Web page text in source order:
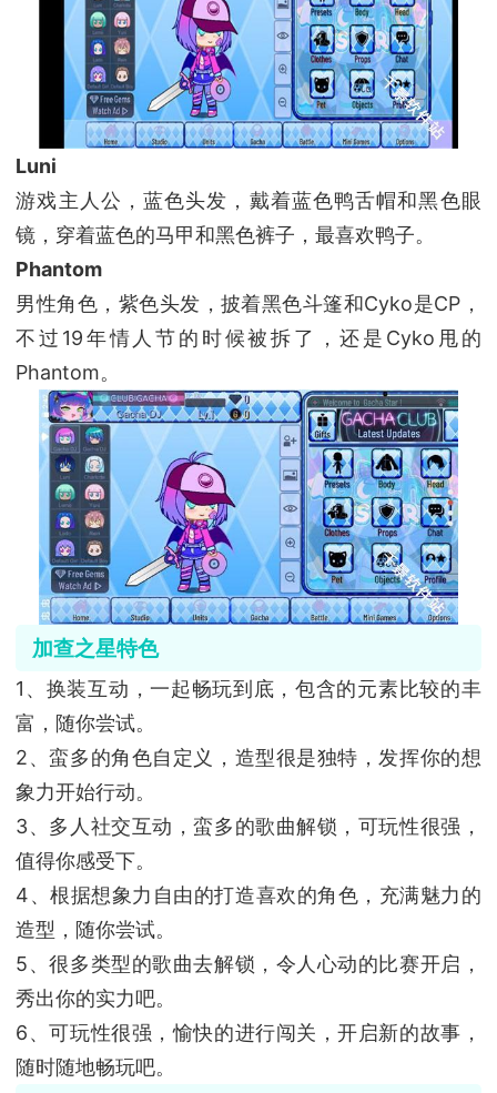
Luni
游戏主人公，蓝色头发，戴着蓝色鸭舌帽和黑色眼
镜，穿着蓝色的马甲和黑色裤子，最喜欢鸭子。
Phantom
男性角色，紫色头发，披着黑色斗篷和Cyko是CP，
不过19年情人节的时候被拆了，还是Cyko甩的
Phantom。
加查之星特色
1、换装互动，一起畅玩到底，包含的元素比较的丰
富，随你尝试。
2、蛮多的角色自定义，造型很是独特，发挥你的想
象力开始行动。
3、多人社交互动，蛮多的歌曲解锁，可玩性很强，
值得你感受下。
4、根据想象力自由的打造喜欢的角色，充满魅力的
造型，随你尝试。
5、很多类型的歌曲去解锁，令人心动的比赛开启，
秀出你的实力吧。
6、可玩性很强，愉快的进行闯关，开启新的故事，
随时随地畅玩吧。